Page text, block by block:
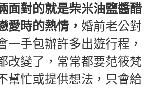
面對的就是柴米油鹽醬醋
愛時的熱情， 婚前老公對
一手包辦許多出遊行程，
改變了，常常都要范筱梵
幫忙或提供想法，只會給